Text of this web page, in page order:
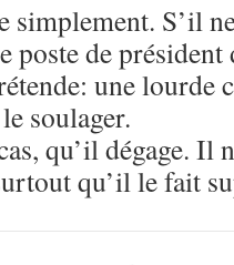
simplement. S’il
poste de
une lourde
soulager.
qu’il dégage. Il
qu’il le fait